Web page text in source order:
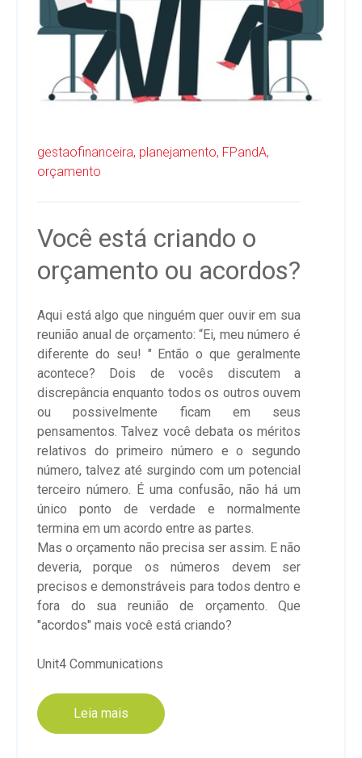
gestaofinanceira, planejamento, FPandA,
orçamento
Você está criando o
orçamento ou acordos?
Aqui está algo que ninguém quer ouvir em sua
reunião anual de orçamento: “Ei, meu número é
diferente do seu! " Então o que geralmente
acontece? Dois de vocês discutem a
discrepância enquanto todos os outros ouvem
ou possivelmente ficam em seus
pensamentos. Talvez você debata os méritos
relativos do primeiro número e o segundo
número, talvez até surgindo com um potencial
terceiro número. É uma confusão, não há um
único ponto de verdade e normalmente
termina em um acordo entre as partes.
Mas o orçamento não precisa ser assim. E não
deveria, porque os números devem ser
precisos e demonstráveis para todos dentro e
fora do sua reunião de orçamento. Que
"acordos" mais você está criando?
Unit4 Communications
Leia mais